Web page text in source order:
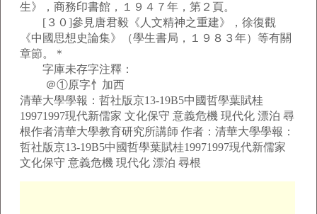
生》，商務印書館，１９４７年，第２頁。
[３０]參見唐君毅《人文精神之重建》，徐復觀
《中國思想史論集》（學生書局，１９８３年）等有關
章節。＊
字庫未存字注釋：
＠①原字忄加西
清華大學學報：哲社版京13-19B5中國哲學葉賦桂
19971997現代新儒家 文化保守 意義危機 現代化 漂泊 尋
根作者清華大學教育研究所講師 作者：清華大學學報：
哲社版京13-19B5中國哲學葉賦桂19971997現代新儒家
文化保守 意義危機 現代化 漂泊 尋根